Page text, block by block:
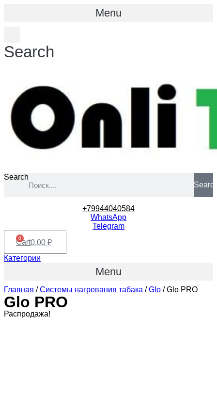
Menu
Search
Search
+79944040584
WhatsApp
Telegram
0.00 ₽
0
Cart
Категории
Menu
Главная /Системы нагревания табака /Glo / Glo PRO
Glo PRO
Распродажа!